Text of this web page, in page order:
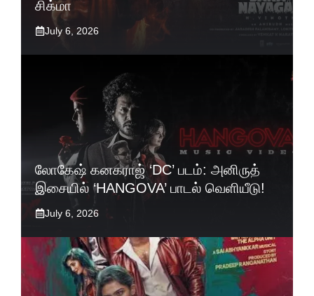
சிக்மா
July 6, 2026
லோகேஷ் கனகராஜ் ‘DC’ படம்: அனிருத்
இசையில் ‘HANGOVA’ பாடல் வெளியீடு!
July 6, 2026